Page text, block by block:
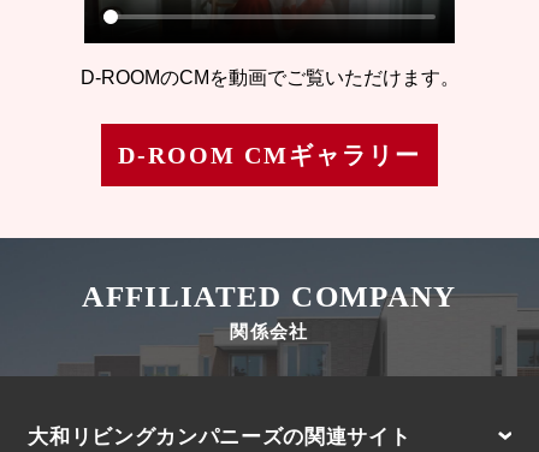
D-ROOMのCMを動画でご覧いただけます。
D-ROOM CMギャラリー
AFFILIATED COMPANY
関係会社
大和リビングカンパニーズの関連サイト